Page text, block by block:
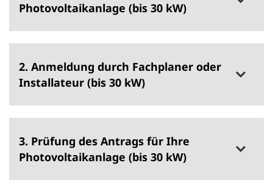
Photovoltaikanlage (bis 30 kW)
2. Anmeldung durch Fachplaner oder
Installateur (bis 30 kW)
3. Prüfung des Antrags für Ihre
Photovoltaikanlage (bis 30 kW)